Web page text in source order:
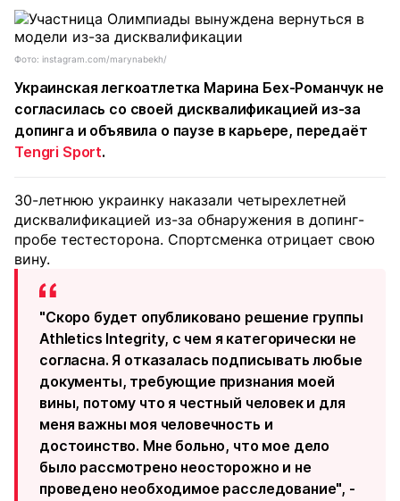
Фото: instagram.com/marynabekh/
Украинская легкоатлетка Марина Бех-Романчук не
согласилась со своей дисквалификацией из-за
допинга и объявила о паузе в карьере, передаёт
Tengri Sport.
30-летнюю украинку наказали четырехлетней
дисквалификацией из-за обнаружения в допинг-
пробе тестесторона. Спортсменка отрицает свою
вину.
"Скоро будет опубликовано решение группы
Athletics Integrity, с чем я категорически не
согласна. Я отказалась подписывать любые
документы, требующие признания моей
вины, потому что я честный человек и для
меня важны моя человечность и
достоинство. Мне больно, что мое дело
было рассмотрено неосторожно и не
проведено необходимое расследование", -